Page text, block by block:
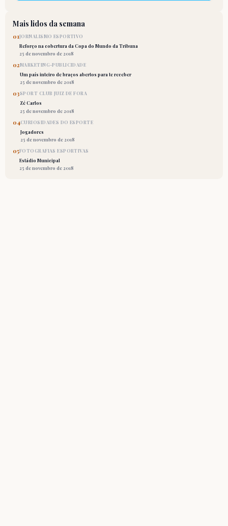
Mais lidos da semana
01JORNALISMO ESPORTIVO
Reforço na cobertura da Copa do Mundo da Tribuna
25 de novembro de 2018
02MARKETING-PUBLICIDADE
Um país inteiro de braços abertos para te receber
25 de novembro de 2018
03SPORT CLUB JUIZ DE FORA
Zé Carlos
25 de novembro de 2018
04CURIOSIDADES DO ESPORTE
Jogadores
25 de novembro de 2018
05FOTOGRAFIAS ESPORTIVAS
Estádio Municipal
25 de novembro de 2018